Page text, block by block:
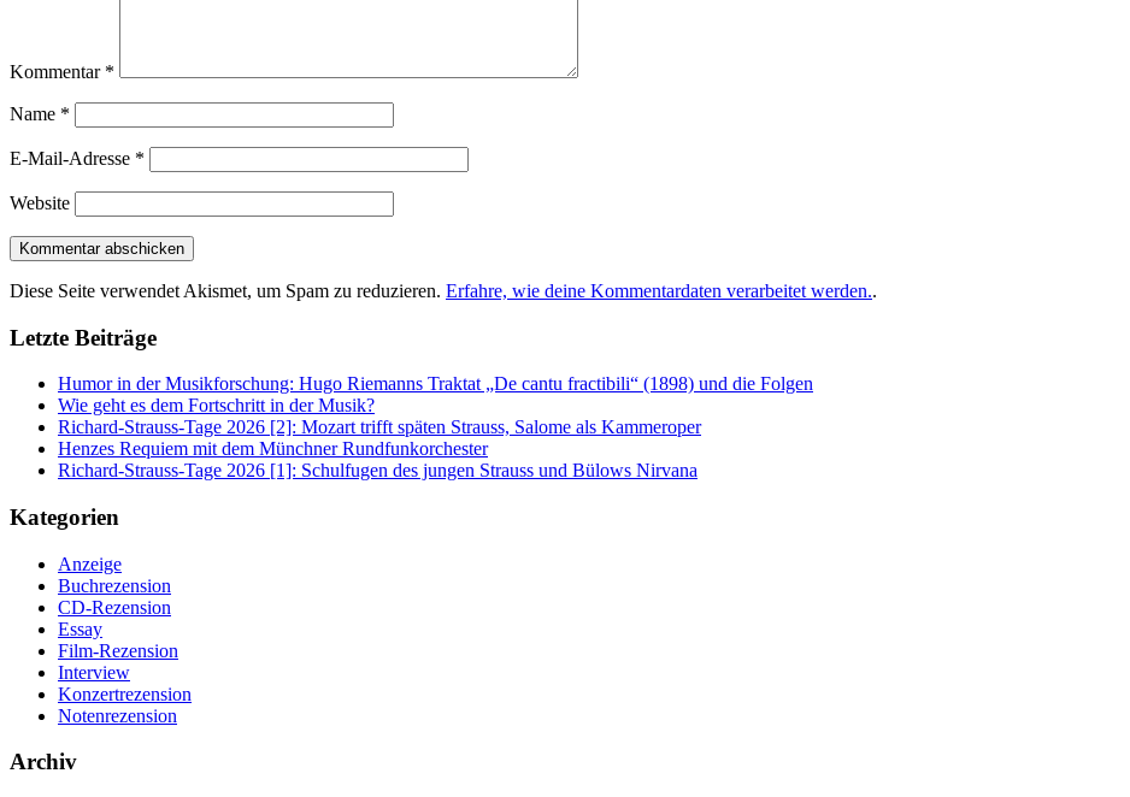
Kommentar *
Name *
E-Mail-Adresse *
Website
Diese Seite verwendet Akismet, um Spam zu reduzieren. Erfahre, wie deine Kommentardaten verarbeitet werden..
Letzte Beiträge
Humor in der Musikforschung: Hugo Riemanns Traktat „De cantu fractibili“ (1898) und die Folgen
Wie geht es dem Fortschritt in der Musik?
Richard-Strauss-Tage 2026 [2]: Mozart trifft späten Strauss, Salome als Kammeroper
Henzes Requiem mit dem Münchner Rundfunkorchester
Richard-Strauss-Tage 2026 [1]: Schulfugen des jungen Strauss und Bülows Nirvana
Kategorien
Anzeige
Buchrezension
CD-Rezension
Essay
Film-Rezension
Interview
Konzertrezension
Notenrezension
Archiv